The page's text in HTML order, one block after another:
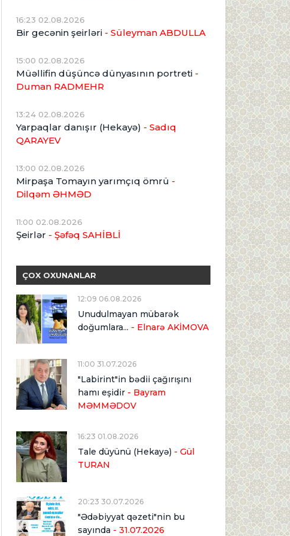
16:23 02.08.2026
Bir gecənin şeirləri - Süleyman ABDULLA
15:00 02.08.2026
Müəllifin düşüncə dünyasının portreti -
Duman RADMEHR
13:24 02.08.2026
Yarpaqlar danışır (Hekayə) - Sadıq
QARAYEV
13:00 02.08.2026
Mirpaşa Tomayın yarımçıq ömrü -
Dilqəm ƏHMƏD
11:00 02.08.2026
Şeirlər - Şəfəq SAHİBLİ
ÇOX OXUNANLAR
12:09 06.08.2026
Unudulmayan mübarək
doğumlara... - Elnarə AKİMOVA
11:00 31.07.2026
"Labirint"in bədii çağırışını
hamı eşidir - Bayram
MƏMMƏDOV
16:23 01.08.2026
Tale düyünü (Hekayə) - Gül
TURAN
20:23 30.07.2026
"Ədəbiyyat qəzeti"nin bu
sayında - 31.07.2026